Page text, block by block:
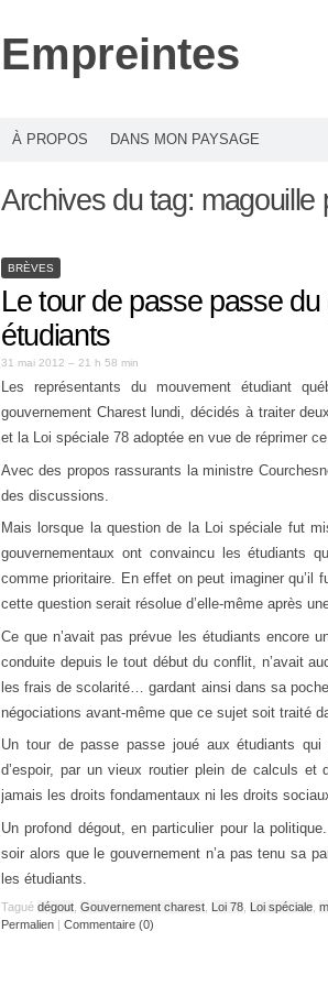
Empreintes
À PROPOS DANS MON PAYSAGE
Archives du tag: magouille
BRÈVES
Le tour de passe passe
étudiants
31 mai 2012 – 21 h 58 min
Les représentants du mouvement étudiant
gouvernement Charest lundi, décidés à traiter
et la Loi spéciale 78 adoptée en vue de réprimer
Avec des propos rassurants la ministre
des discussions.
Mais lorsque la question de la Loi spéciale fut
gouvernementaux ont convaincu les étudiants
comme prioritaire. En effet on peut imaginer qu’il
cette question serait résolue d’elle-même après
Ce que n’avait pas prévue les étudiants encore
conduite depuis le tout début du conflit, n’avait
les frais de scolarité… gardant ainsi dans sa
négociations avant-même que ce sujet soit traité
Un tour de passe passe joué aux étudiants
d’espoir, par un vieux routier plein de calculs et
jamais les droits fondamentaux ni les droits
Un profond dégout, en particulier pour la
soir alors que le gouvernement n’a pas tenu sa
les étudiants.
Tagué dégout Gouvernement charest Loi 78 Loi spéciale
Permalien | Commentaire (0)